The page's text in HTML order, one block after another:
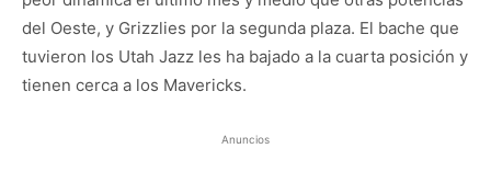
del Oeste, y Grizzlies por la segunda plaza. El bache que
tuvieron los Utah Jazz les ha bajado a la cuarta posición y
tienen cerca a los Mavericks.
Anuncios